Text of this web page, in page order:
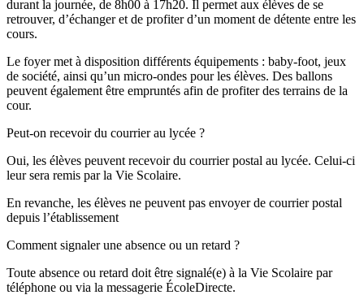
durant la journée, de 8h00 à 17h20. Il permet aux élèves de se
retrouver, d’échanger et de profiter d’un moment de détente entre les
cours.
Le foyer met à disposition différents équipements : baby-foot, jeux
de société, ainsi qu’un micro-ondes pour les élèves. Des ballons
peuvent également être empruntés afin de profiter des terrains de la
cour.
Peut-on recevoir du courrier au lycée ?
Oui, les élèves peuvent recevoir du courrier postal au lycée. Celui-ci
leur sera remis par la Vie Scolaire.
En revanche, les élèves ne peuvent pas envoyer de courrier postal
depuis l’établissement
Comment signaler une absence ou un retard ?
Toute absence ou retard doit être signalé(e) à la Vie Scolaire par
téléphone ou via la messagerie ÉcoleDirecte.